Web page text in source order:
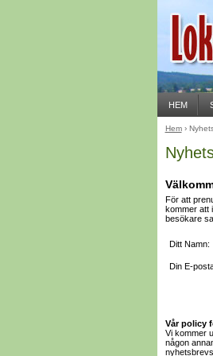
För att
kommer att
besökare
Ditt Namn:
Din E-
Vår policy
Vi kommer
någon
Hem›
HEM